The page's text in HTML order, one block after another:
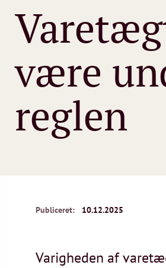
være
reglen
Publiceret: 10.12.2025
Varigheden af